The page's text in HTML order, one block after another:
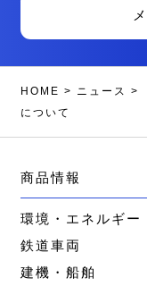
HOME > ニュース >
について
商品情報
環境・エネルギー
鉄道車両
建機・船舶